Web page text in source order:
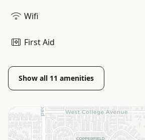
Wifi
First Aid
Show all 11 amenities